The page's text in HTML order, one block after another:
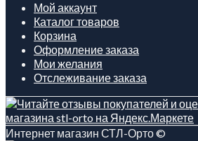
Мой аккаунт
Каталог товаров
Корзина
Оформление заказа
Мои желания
Отслеживание заказа
Интернет магазин СТЛ-Орто ©